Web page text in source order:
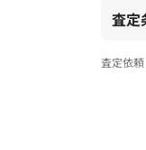
査定
査定依